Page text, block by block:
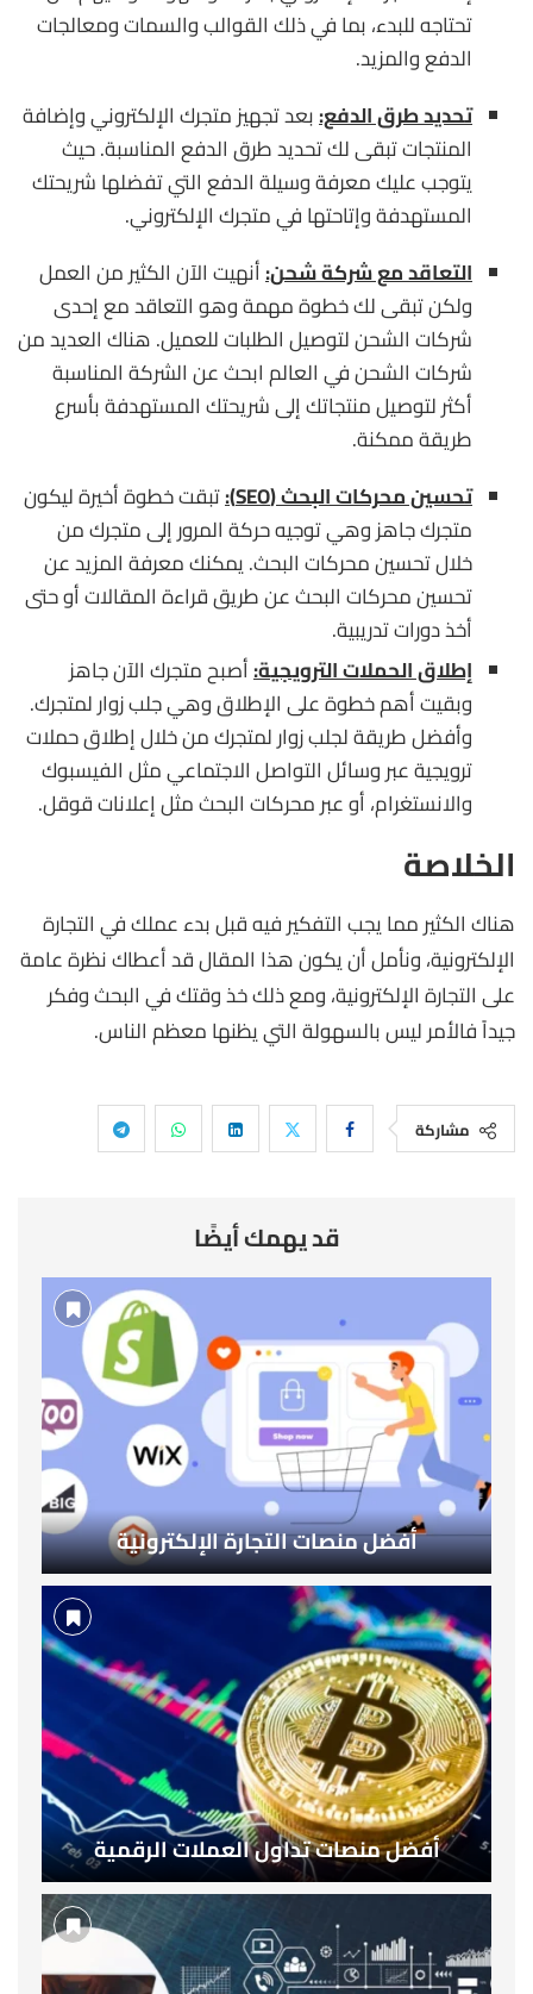
تحتاجه للبدء، بما في ذلك القوالب والسمات ومعالجات
الدفع والمزيد.
تحديد طرق الدفع:بعد تجهيز متجرك الإلكتروني وإضافة
المنتجات تبقى لك تحديد طرق الدفع المناسبة. حيث
يتوجب عليك معرفة وسيلة الدفع التي تفضلها شريحتك
المستهدفة وإتاحتها في متجرك الإلكتروني.
التعاقد مع شركة شحن:أنهيت الآن الكثير من العمل
ولكن تبقى لك خطوة مهمة وهو التعاقد مع إحدى
شركات الشحن لتوصيل الطلبات للعميل. هناك العديد من
شركات الشحن في العالم ابحث عن الشركة المناسبة
أكثر لتوصيل منتجاتك إلى شريحتك المستهدفة بأسرع
طريقة ممكنة.
تحسين محركات البحث (SEO
):تبقت خطوة أخيرة ليكون
متجرك جاهز وهي توجيه حركة المرور إلى متجرك من
خلال تحسين محركات البحث. يمكنك معرفة المزيد عن
تحسين محركات البحث عن طريق قراءة المقالات أو حتى
أخذ دورات تدريبية.
إطلاق الحملات الترويجية:أصبح متجرك الآن جاهز
وبقيت أهم خطوة على الإطلاق وهي جلب زوار لمتجرك.
وأفضل طريقة لجلب زوار لمتجرك من خلال إطلاق حملات
ترويجية عبر وسائل التواصل الاجتماعي مثل الفيسبوك
والانستغرام، أو عبر محركات البحث مثل إعلانات قوقل.
الخلاصة
هناك الكثير مما يجب التفكير فيه قبل بدء عملك في التجارة
الإلكترونية، ونأمل أن يكون هذا المقال قد أعطاك نظرة عامة
على التجارة الإلكترونية، ومع ذلك خذ وقتك في البحث وفكر
جيداً فالأمر ليس بالسهولة التي يظنها معظم الناس.
مشاركة
قد يهمك أيضًا
أفضل منصات التجارة الإلكترونية
أفضل منصات تداول العملات الرقمية